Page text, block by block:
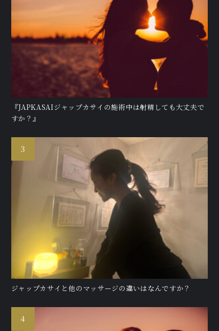
『JAPKASAIジャップカサイの施術中は射精しても大丈夫で
すか？』
ジャップカサイと他のマッサージの違いはなんですか？